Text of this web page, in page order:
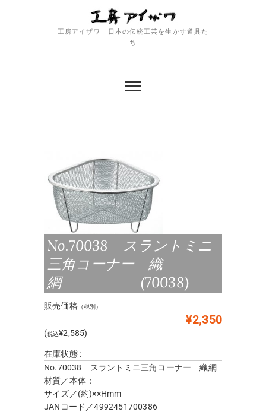
工房アイザワ 日本の伝統工芸を生かす道具た
ち
No.70038 スラントミニ
三角コーナー 織
網 (70038)
販売価格（税別）
¥2,350
(税込¥2,585)
在庫状態 :
No.70038 スラントミニ三角コーナー 織網
材質／本体：
サイズ／(約)××Hmm
JANコード／4992451700386